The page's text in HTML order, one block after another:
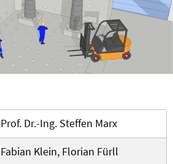
Prof. Dr.-Ing. Steffen Marx
Fabian Klein, Florian Fürll